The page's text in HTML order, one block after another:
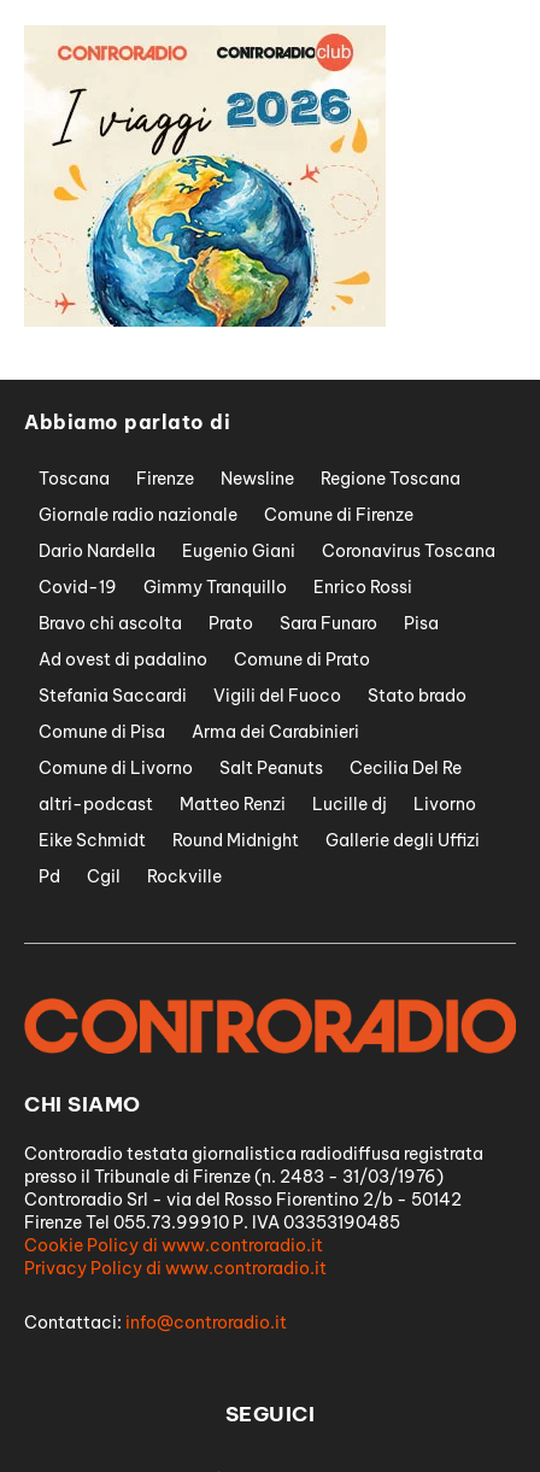
Abbiamo parlato di
Toscana Firenze Newsline
Regione Toscana
Giornale radio nazionale
Comune di Firenze
Dario Nardella
Eugenio Giani
Coronavirus Toscana
Covid-19
Gimmy Tranquillo
Enrico Rossi
Bravo chi ascolta
Prato Sara Funaro
Pisa
Ad ovest di padalino
Comune di Prato
Stefania Saccardi
Vigili del Fuoco
Stato brado
Comune di Pisa
Arma dei Carabinieri
Comune di Livorno
Salt Peanuts
Cecilia Del Re
altri-podcast
Matteo Renzi Lucille dj
Livorno
Eike Schmidt
Round Midnight
Gallerie degli Uffizi
Pd
Cgil Rockville
CHI SIAMO
Controradio testata giornalistica radiodiffusa registrata
presso il Tribunale di Firenze (n. 2483 - 31/03/1976)
Controradio Srl - via del Rosso Fiorentino 2/b - 50142
Firenze Tel 055.73.99910 P. IVA 03353190485
Cookie Policy di www.controradio.it
Privacy Policy di www.controradio.it
Contattaci: info@controradio.it
SEGUICI